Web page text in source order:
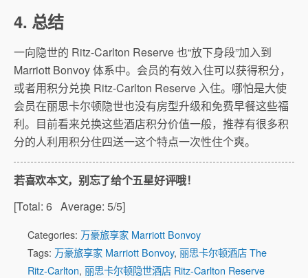
4. 总结
一向隐世的 Ritz-Carlton Reserve 也“放下身段”加入到
Marriott Bonvoy 体系中。会员的有效入住可以获得积分，
或者用积分兑换 Ritz-Carlton Reserve 入住。哪怕是大使
会员在丽思卡尔顿隐世也没有房型升级和免费早餐这些福
利。目前看来兑换这些酒店积分价值一般，推荐有很多积
分的人利用积分住四送一这个特点一次性住个爽。
若喜欢本文，别忘了给个五星好评哦！
[Total: 6 Average: 5/5]
Categories: 万豪旅享家 Marriott Bonvoy
Tags: 万豪旅享家 Marriott Bonvoy, 丽思卡尔顿酒店 The
Ritz-Carlton, 丽思卡尔顿隐世酒店 Ritz-Carlton Reserve